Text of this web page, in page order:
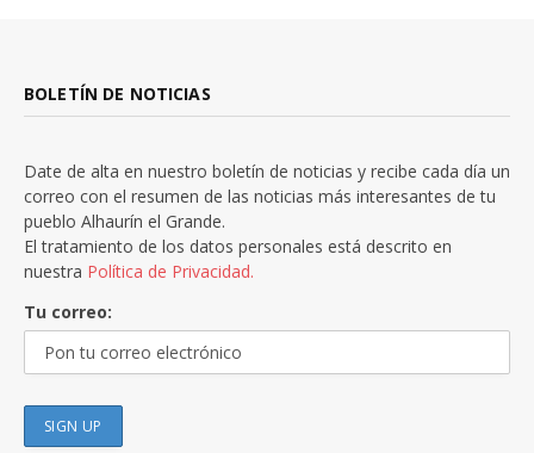
BOLETÍN DE NOTICIAS
Date de alta en nuestro boletín de noticias y recibe cada día un
correo con el resumen de las noticias más interesantes de tu
pueblo Alhaurín el Grande.
El tratamiento de los datos personales está descrito en
nuestra Política de Privacidad.
Tu correo: